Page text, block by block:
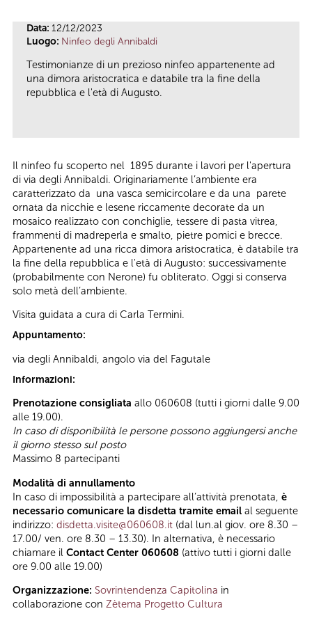
Data: 12/12/2023
Luogo: Ninfeo degli Annibaldi
Testimonianze di un prezioso ninfeo appartenente ad
una dimora aristocratica e databile tra la fine della
repubblica e l'età di Augusto.
Il ninfeo fu scoperto nel 1895 durante i lavori per l'apertura
di via degli Annibaldi. Originariamente l’ambiente era
caratterizzato da una vasca semicircolare e da una parete
ornata da nicchie e lesene riccamente decorate da un
mosaico realizzato con conchiglie, tessere di pasta vitrea,
frammenti di madreperla e smalto, pietre pomici e brecce.
Appartenente ad una ricca dimora aristocratica, è databile tra
la fine della repubblica e l'età di Augusto: successivamente
(probabilmente con Nerone) fu obliterato. Oggi si conserva
solo metà dell’ambiente.
Visita guidata a cura di Carla Termini.
Appuntamento:
via degli Annibaldi, angolo via del Fagutale
Informazioni:
Prenotazione consigliata allo 060608 (tutti i giorni dalle 9.00
alle 19.00).
In caso di disponibilità le persone possono aggiungersi anche
il giorno stesso sul posto
Massimo 8 partecipanti
Modalità di annullamento
In caso di impossibilità a partecipare all’attività prenotata, è
necessario comunicare la disdetta tramite email al seguente
indirizzo: disdetta.visite@060608.it (dal lun.al giov. ore 8.30 –
17.00/ ven. ore 8.30 – 13.30). In alternativa, è necessario
chiamare il Contact Center 060608 (attivo tutti i giorni dalle
ore 9.00 alle 19.00)
Organizzazione: Sovrintendenza Capitolina in
collaborazione con Zètema Progetto Cultura